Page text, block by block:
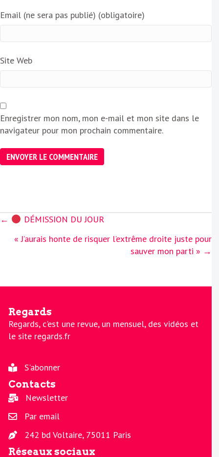
Email (ne sera pas publié) (obligatoire)
Site Web
Enregistrer mon nom, mon e-mail et mon site dans le
navigateur pour mon prochain commentaire.
Posts
←
DÉMISSION DU JOUR
« J’aurais honte de risquer l’extrême droite juste pour
sauver mon parti » →
Regards
Regards, c'est une revue, un mensuel, des vidéos et
le site regards.fr
S'abonner
Contacts
Newsletter
Par email
242 bd Voltaire, 75011 Paris
Réseaux sociaux